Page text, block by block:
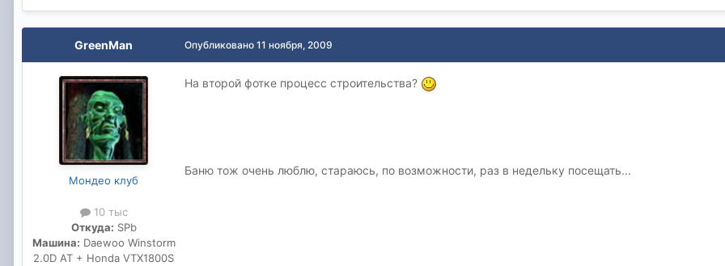
GreenMan
Мондео клуб
10 тыс
Откуда: SPb
Машина: Daewoo Winstorm
2.0D АТ + Honda VTX1800S
Опубликовано 11 ноября, 2009
На второй фотке процесс строительства?
Баню тож очень люблю, стараюсь, по возможности, раз в недельку посещать...